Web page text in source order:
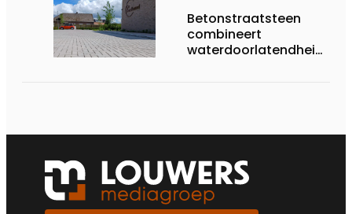
Betonstraatsteen
combineert
waterdoorlatendheid